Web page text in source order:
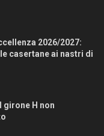
2026/2027:
casertane ai nastri di
girone H non